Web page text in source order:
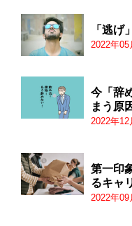
「逃げ
2022年05
今「辞
まう原
2022年12
第一印
るキャ
2022年09